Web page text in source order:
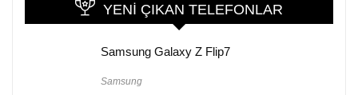
YENI ÇIKAN TELEFONLAR
Samsung Galaxy Z Flip7
Samsung